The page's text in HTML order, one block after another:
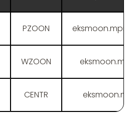
PZOON
WZOON
CENTR